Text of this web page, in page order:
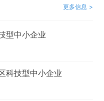
更多信息 >
型中小企业
科技型中小企业